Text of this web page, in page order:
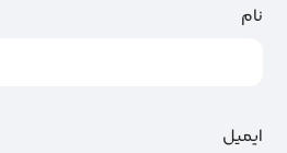
نام
ایمیل